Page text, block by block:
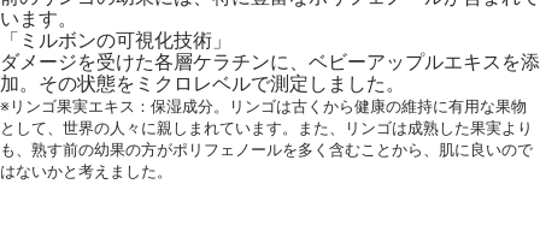
います。
「ミルボンの可視化技術」
ダメージを受けた各層ケラチンに、ベビーアップルエキスを添
加。その状態をミクロレベルで測定しました。
※リンゴ果実エキス：保湿成分。リンゴは古くから健康の維持に有用な果物
として、世界の人々に親しまれています。また、リンゴは成熟した果実より
も、熟す前の幼果の方がポリフェノールを多く含むことから、肌に良いので
はないかと考えました。